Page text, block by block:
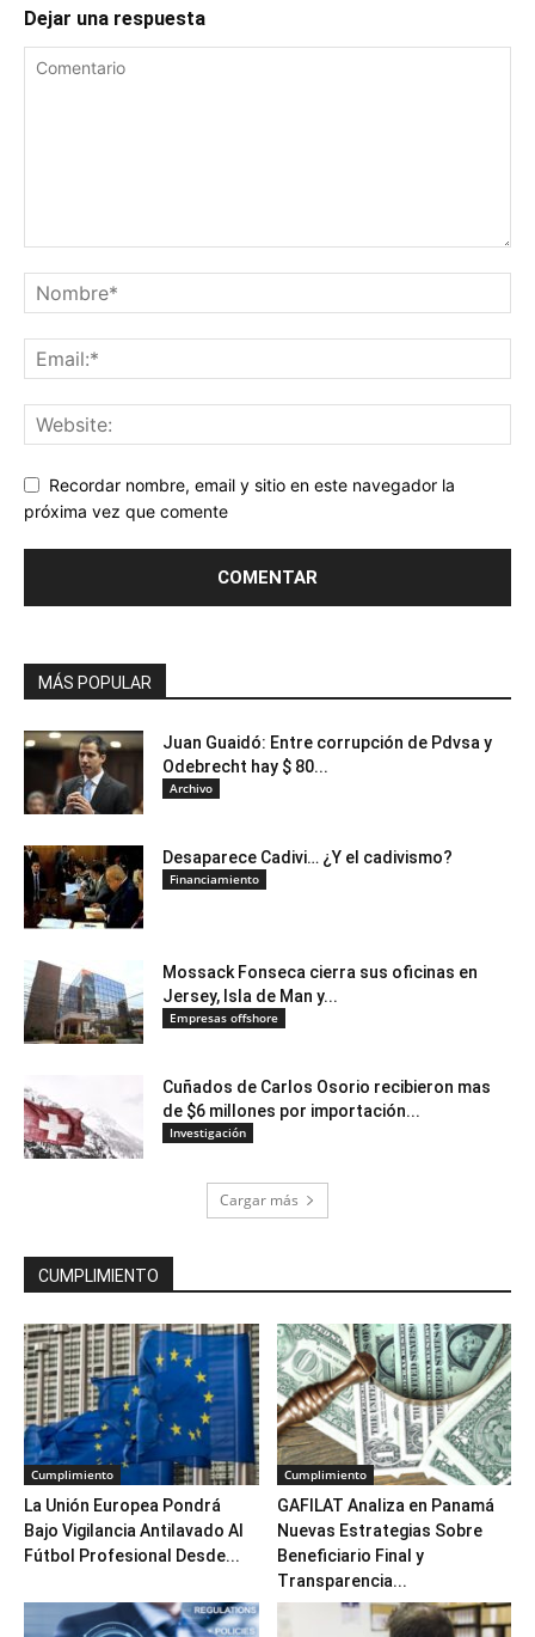
Dejar una respuesta
Recordar nombre, email y sitio en este navegador la
próxima vez que comente
MÁS POPULAR
Juan Guaidó: Entre corrupción de Pdvsa y
Odebrecht hay $ 80...
Archivo
Desaparece Cadivi… ¿Y el cadivismo?
Financiamiento
Mossack Fonseca cierra sus oficinas en
Jersey, Isla de Man y...
Empresas offshore
Cuñados de Carlos Osorio recibieron mas
de $6 millones por importación...
Investigación
Cargar más
CUMPLIMIENTO
Cumplimiento
La Unión Europea Pondrá
Bajo Vigilancia Antilavado Al
Fútbol Profesional Desde...
Cumplimiento
GAFILAT Analiza en Panamá
Nuevas Estrategias Sobre
Beneficiario Final y
Transparencia...